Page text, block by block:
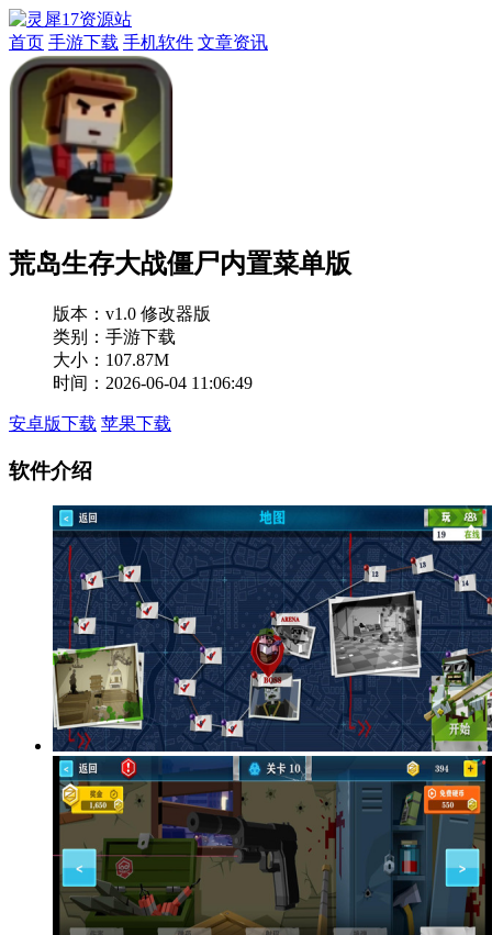
首页 手游下载 手机软件 文章资讯
荒岛生存大战僵尸内置菜单版
版本： v1.0 修改器版
类别：手游下载
大小：107.87M
时间：2026-06-04 11:06:49
安卓版下载 苹果下载
软件介绍